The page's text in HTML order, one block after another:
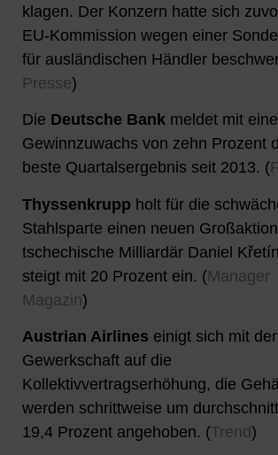
klagen. Der Konzern hatte sich
EU-Kommission wegen einer
für ausländischen Händler
Presse)
Die Deutsche Bank meldet mit
Gewinnzuwachs von zehn Prozent
beste Quartalsergebnis seit 2013. (
Thyssenkrupp holt für die
Stahlsparte einen neuen
tschechische Milliardär Daniel
steigt mit 20 Prozent ein. (Manager
Magazin)
Austrian Airlines einigt sich mit der
Gewerkschaft auf die
Kollektivvertragserhöhung, die
werden schrittweise um
19,4 Prozent angehoben. (Trend)